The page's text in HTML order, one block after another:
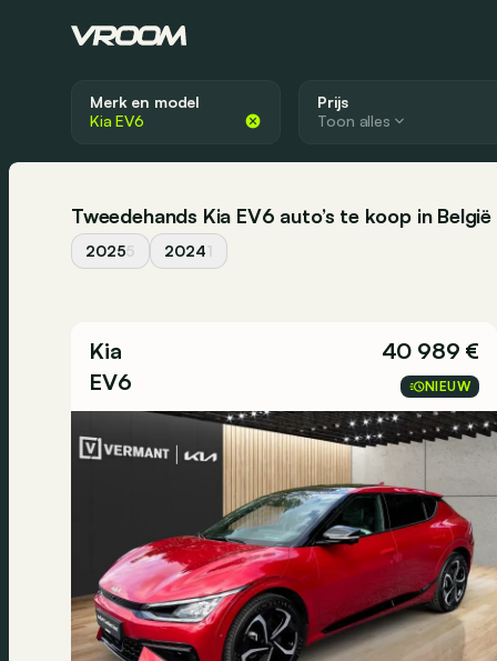
Merk en model
Prijs
Toon alles
Tweedehands Kia EV6 auto’s te koop in België
20255 20241
Kia
EV6
40 989 €
NIEUW